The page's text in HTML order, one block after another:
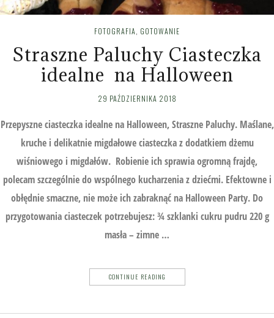
FOTOGRAFIA, GOTOWANIE
Straszne Paluchy Ciasteczka
idealne na Halloween
29 PAŹDZIERNIKA 2018
Przepyszne ciasteczka idealne na Halloween, Straszne Paluchy. Maślane,
kruche i delikatnie migdałowe ciasteczka z dodatkiem dżemu
wiśniowego i migdałów. Robienie ich sprawia ogromną frajdę,
polecam szczególnie do wspólnego kucharzenia z dziećmi. Efektowne i
obłędnie smaczne, nie może ich zabraknąć na Halloween Party. Do
przygotowania ciasteczek potrzebujesz: ¾ szklanki cukru pudru 220 g
masła – zimne …
CONTINUE READING